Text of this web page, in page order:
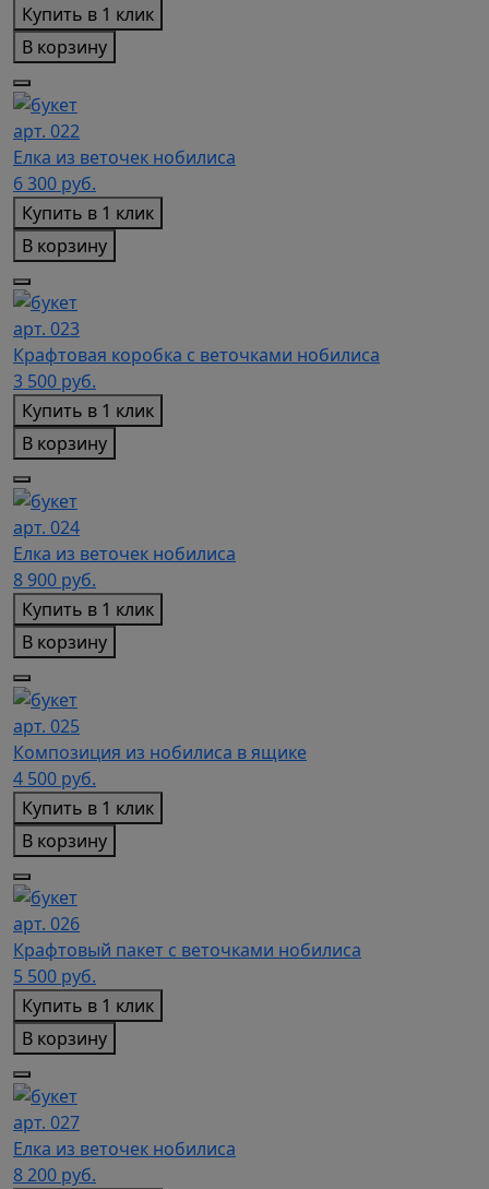
Купить в 1 клик
В корзину
арт. 022
Елка из веточек нобилиса
6 300 руб.
Купить в 1 клик
В корзину
арт. 023
Крафтовая коробка с веточками нобилиса
3 500 руб.
Купить в 1 клик
В корзину
арт. 024
Елка из веточек нобилиса
8 900 руб.
Купить в 1 клик
В корзину
арт. 025
Композиция из нобилиса в ящике
4 500 руб.
Купить в 1 клик
В корзину
арт. 026
Крафтовый пакет с веточками нобилиса
5 500 руб.
Купить в 1 клик
В корзину
арт. 027
Елка из веточек нобилиса
8 200 руб.